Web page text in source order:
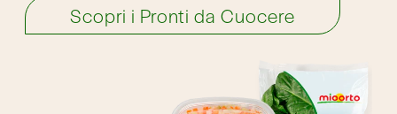
Scopri i Pronti da Cuocere